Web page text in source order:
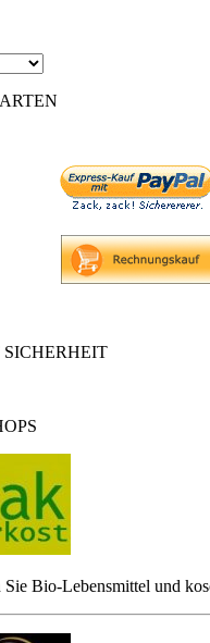
SICHERHEIT
Bio-Lebensmittel und